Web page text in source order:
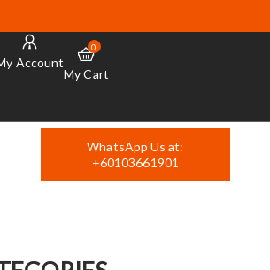
Account
0
My Cart
WhatsApp Us at:
+60103661901